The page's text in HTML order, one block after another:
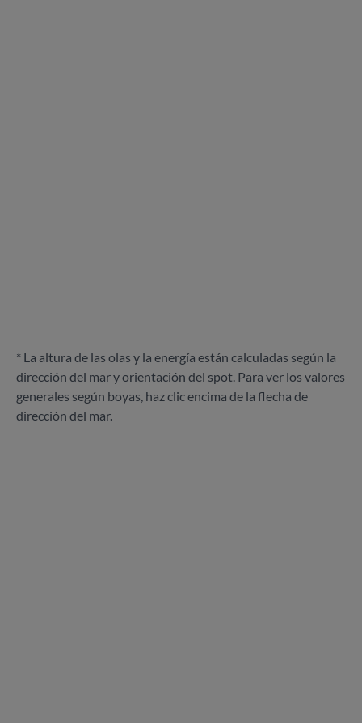
* La altura de las olas y la energía están calculadas según la
dirección del mar y orientación del spot. Para ver los valores
generales según boyas, haz clic encima de la flecha de
dirección del mar.